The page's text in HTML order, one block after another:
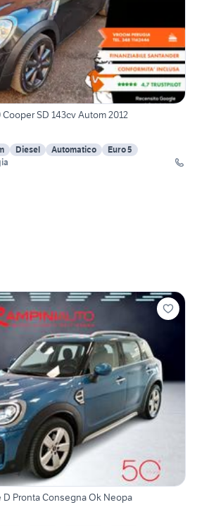
SD 143cv Autom 2012
Diesel Automatico
Euro 5
D Pronta Consegna Ok Neopa